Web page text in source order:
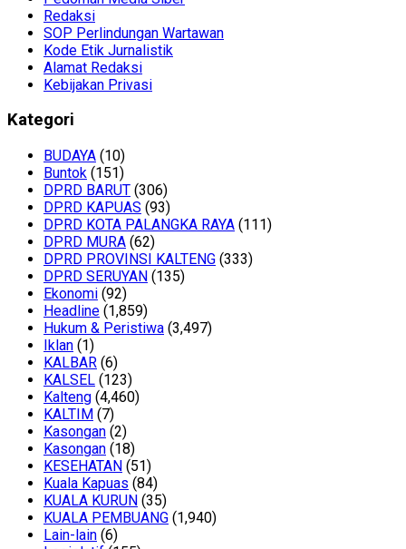
Redaksi
SOP Perlindungan Wartawan
Kode Etik Jurnalistik
Alamat Redaksi
Kebijakan Privasi
Kategori
BUDAYA (10)
Buntok (151)
DPRD BARUT (306)
DPRD KAPUAS (93)
DPRD KOTA PALANGKA RAYA (111)
DPRD MURA (62)
DPRD PROVINSI KALTENG (333)
DPRD SERUYAN (135)
Ekonomi (92)
Headline (1,859)
Hukum & Peristiwa (3,497)
Iklan (1)
KALBAR (6)
KALSEL (123)
Kalteng (4,460)
KALTIM (7)
Kasongan (2)
Kasongan (18)
KESEHATAN (51)
Kuala Kapuas (84)
KUALA KURUN (35)
KUALA PEMBUANG (1,940)
Lain-lain (6)